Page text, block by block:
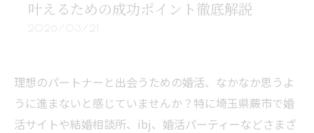
叶えるための成功ポイント徹底解説
2026/03/21
理想のパートナーと出会うための婚活、なかなか思うよ
うに進まないと感じていませんか？特に埼玉県蕨市で婚
活サイトや結婚相談所、ibj、婚活パーティーなどさまざ